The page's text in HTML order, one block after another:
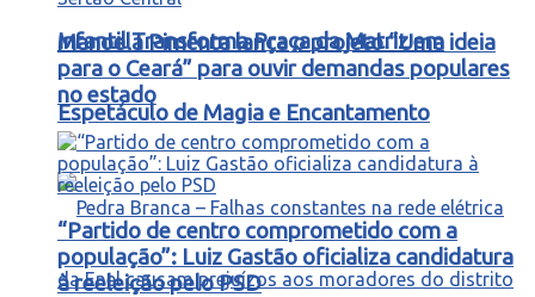
Infantil Transforma Praça da Matriz em
Espetáculo de Magia e Encantamento
Manoela Pimenta lança o projeto “Uma ideia
para o Ceará” para ouvir demandas populares
no estado
“Partido de centro comprometido com a
população”: Luiz Gastão oficializa candidatura
à reeleição pelo PSD